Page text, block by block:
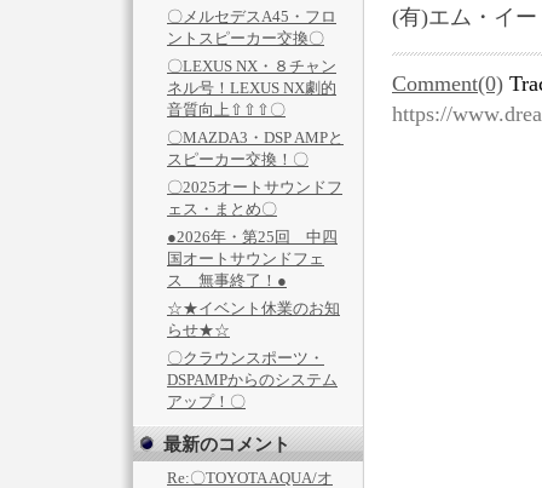
〇メルセデスA45・フロ
ントスピーカー交換〇
〇LEXUS NX・８チャン
ネル号！LEXUS NX劇的
音質向上⇧⇧⇧〇
〇MAZDA3・DSP AMPと
スピーカー交換！〇
〇2025オートサウンドフ
ェス・まとめ〇
●2026年・第25回 中四
国オートサウンドフェ
ス 無事終了！●
☆★イベント休業のお知
らせ★☆
〇クラウンスポーツ・
DSPAMPからのシステム
アップ！〇
最新のコメント
Re:〇TOYOTA AQUA/オ
(有)エム・イ
Comment(0)
https://